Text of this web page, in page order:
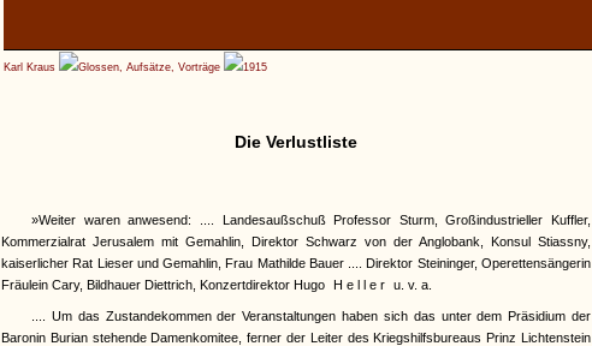
Karl Kraus Glossen, Aufsätze, Vorträge 1915
Die Verlustliste
»Weiter waren anwesend: .... Landesaußschuß Professor Sturm, Großindustrieller Kuffler,
Kommerzialrat Jerusalem mit Gemahlin, Direktor Schwarz von der Anglobank, Konsul Stiassny,
kaiserlicher Rat Lieser und Gemahlin, Frau Mathilde Bauer .... Direktor Steininger, Operettensängerin
Fräulein Cary, Bildhauer Diettrich, Konzertdirektor Hugo Heller u. v. a.
.... Um das Zustandekommen der Veranstaltungen haben sich das unter dem Präsidium der
Baronin Burian stehende Damenkomitee, ferner der Leiter des Kriegshilfsbureaus Prinz Lichtenstein